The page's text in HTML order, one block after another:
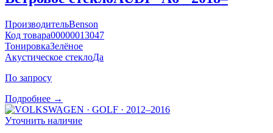
ПроизводительBenson
Код товара00000013047
ТонировкаЗелёное
Акустическое стеклоДа
По запросу
Подробнее →
Уточнить наличие